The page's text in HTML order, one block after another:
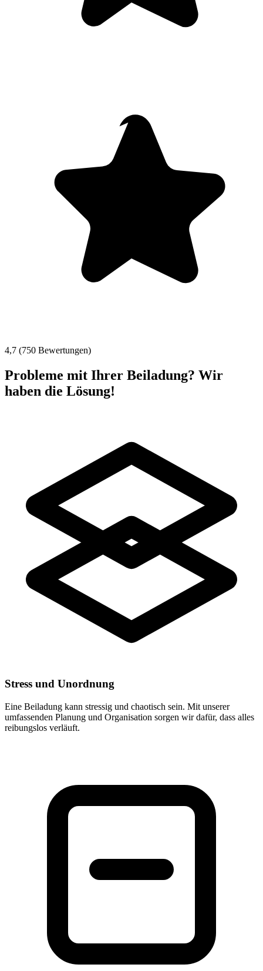
4,7 (750 Bewertungen)
Probleme mit Ihrer Beiladung? Wir
haben die Lösung!
Stress und Unordnung
Eine Beiladung kann stressig und chaotisch sein. Mit unserer
umfassenden Planung und Organisation sorgen wir dafür, dass alles
reibungslos verläuft.